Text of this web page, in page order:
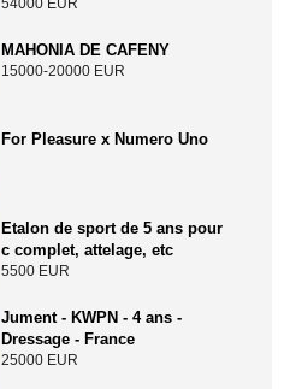
54000 EUR
MAHONIA DE CAFENY
15000-20000 EUR
For Pleasure x Numero Uno
Etalon de sport de 5 ans pour
c complet, attelage, etc
5500 EUR
Jument - KWPN - 4 ans -
Dressage - France
25000 EUR